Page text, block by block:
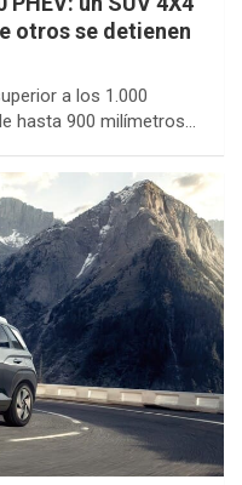
otros se detienen
a los 1.000
hasta 900 milímetros…